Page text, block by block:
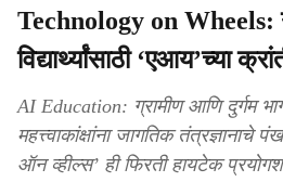
Technology on Wheels:
विद्यार्थ्यांसाठी ‘एआय’च्या
AI Education: ग्रामीण आणि दुर्गम
महत्त्वाकांक्षांना जागतिक तंत्रज्ञानाचे
ऑन व्हील्स’ ही फिरती हायटेक